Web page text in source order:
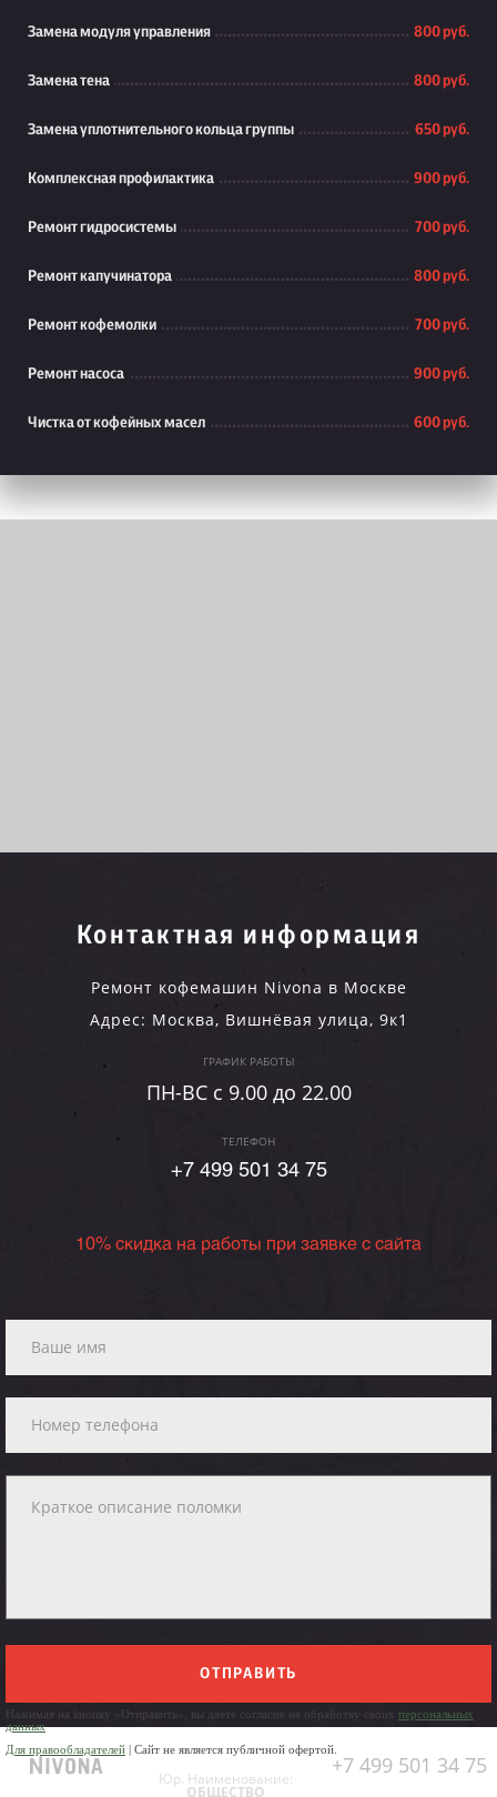
Замена модуля управления 800 руб.
Замена тена 800 руб.
Замена уплотнительного кольца группы 650 руб.
Комплексная профилактика 900 руб.
Ремонт гидросистемы 700 руб.
Ремонт капучинатора 800 руб.
Ремонт кофемолки 700 руб.
Ремонт насоса 900 руб.
Чистка от кофейных масел 600 руб.
Контактная информация
Ремонт кофемашин Nivona в Москве
Адрес: Москва, Вишнёвая улица, 9к1
ГРАФИК РАБОТЫ
ПН-ВC c 9.00 до 22.00
ТЕЛЕФОН
+7 499 501 34 75
10% скидка на работы при заявке с сайта
ОТПРАВИТЬ
Нажимая на кнопку «Отправить», вы даете согласие на обработку своих персональных
данных
Для правообладателей | Сайт не является публичной офертой.
+7 499 501 34 75
Юр. Наименование:
ОБЩЕСТВО